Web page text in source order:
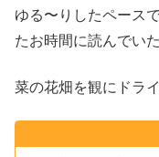
ゆる〜りしたペース
たお時間に読んでい
菜の花畑を観にドラ